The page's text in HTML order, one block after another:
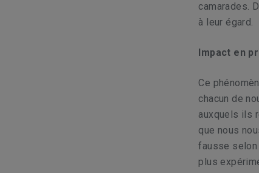
camarades.
à leur égard.
Impact en
Ce
chacun de
auxquels ils
que nous
fausse selon
plus